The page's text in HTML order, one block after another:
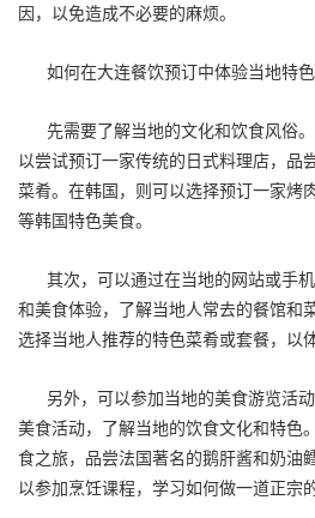
因，以免造成不必要的麻烦。
如何在大连餐饮预订中体验当地特色
先需要了解当地的文化和饮食风俗
以尝试预订一家传统的日式料理店，品
菜肴。在韩国，则可以选择预订一家烤
等韩国特色美食。
其次，可以通过在当地的网站或手
和美食体验，了解当地人常去的餐馆和
选择当地人推荐的特色菜肴或套餐，以
另外，可以参加当地的美食游览活
美食活动，了解当地的饮食文化和特色
食之旅，品尝法国著名的鹅肝酱和奶油
以参加烹饪课程，学习如何做一道正宗